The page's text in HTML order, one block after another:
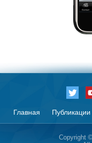
Главная Публикации
Copyright